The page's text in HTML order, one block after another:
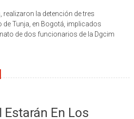
la detención de tres
de Tunja, en Bogotá, implicados
de dos funcionarios de la Dgcim
Estarán En Los